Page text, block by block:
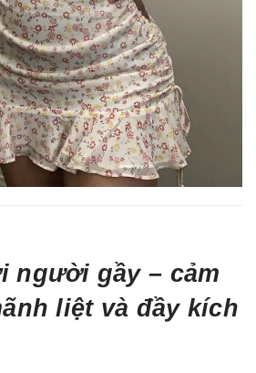
người gầy – cảm
liệt và đầy kích